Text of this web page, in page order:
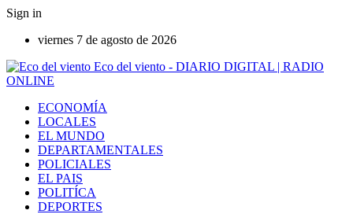
Sign in
viernes 7 de agosto de 2026
Eco del viento - DIARIO DIGITAL | RADIO
ONLINE
ECONOMÍA
LOCALES
EL MUNDO
DEPARTAMENTALES
POLICIALES
EL PAIS
POLITÍCA
DEPORTES